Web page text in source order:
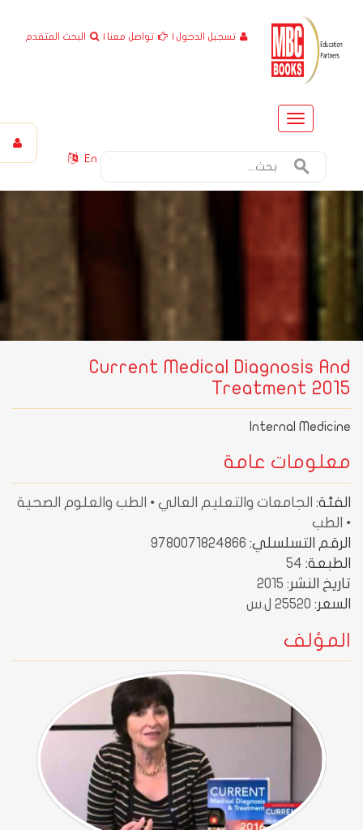
| البحث المتقدم | تواصل معنا تسجيل الدخول
Toggle
navigation
En
Current Medical Diagnosis And
Treatment 2015
Internal Medicine
معلومات عامة
الفئة: الجامعات والتعليم العالي • الطب والعلوم الصحية
• الطب
الرقم التسلسلي: 9780071824866
الطبعة: 54
تاريخ النشر: 2015
السعر: 25520 ل.س
المؤلف